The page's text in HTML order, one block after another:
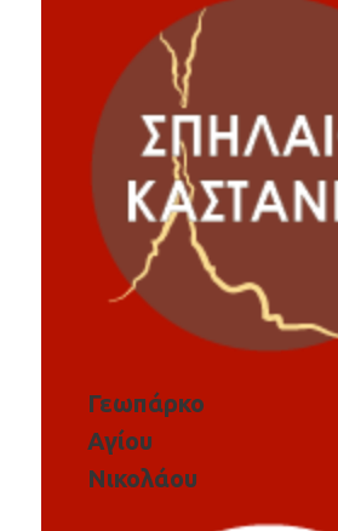
Γεωπάρκο
Αγίου
Νικολάου